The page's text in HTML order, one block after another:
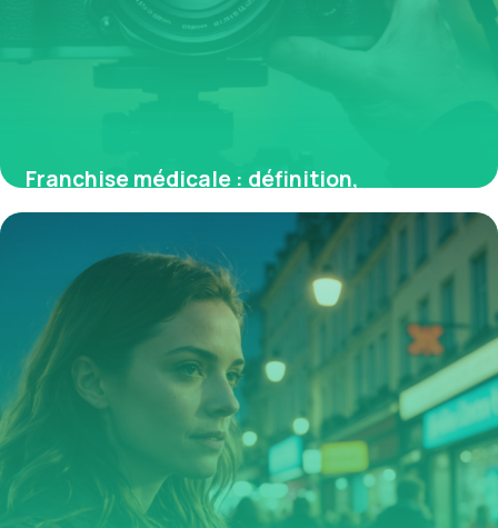
Franchise médicale : définition,
fonctionnement et enjeux en France